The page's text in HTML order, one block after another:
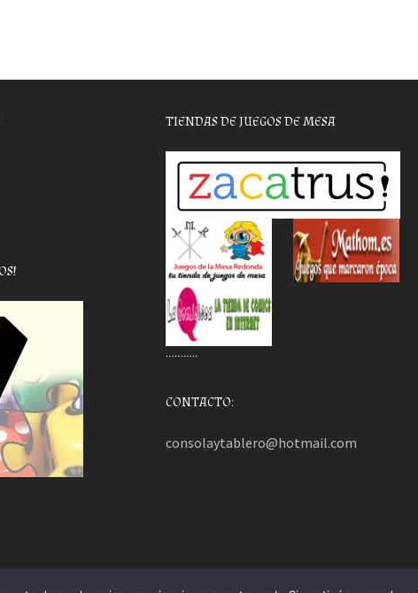
TIENDAS DE JUEGOS DE MESA
………..
CONTACTO:
consolaytablero@hotmail.com